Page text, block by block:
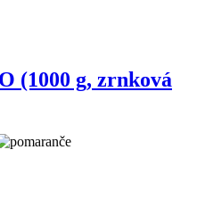
(1000 g, zrnková